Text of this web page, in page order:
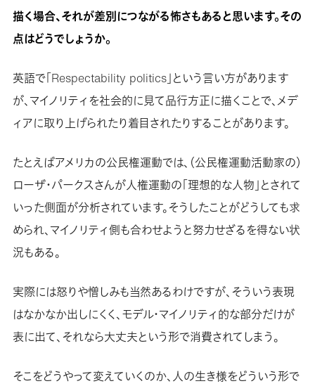
描く場合、それが差別につながる怖さもあると思います。その
点はどうでしょうか。
英語で「Respectability politics」という言い方があります
が、マイノリティを社会的に見て品行方正に描くことで、メデ
ィアに取り上げられたり着目されたりすることがあります。
たとえばアメリカの公民権運動では、（公民権運動活動家の）
ローザ・パークスさんが人権運動の「理想的な人物」とされて
いった側面が分析されています。そうしたことがどうしても求
められ、マイノリティ側も合わせようと努力せざるを得ない状
況もある。
実際には怒りや憎しみも当然あるわけですが、そういう表現
はなかなか出しにくく、モデル・マイノリティ的な部分だけが
表に出て、それなら大丈夫という形で消費されてしまう。
そこをどうやって変えていくのか、人の生き様をどういう形で